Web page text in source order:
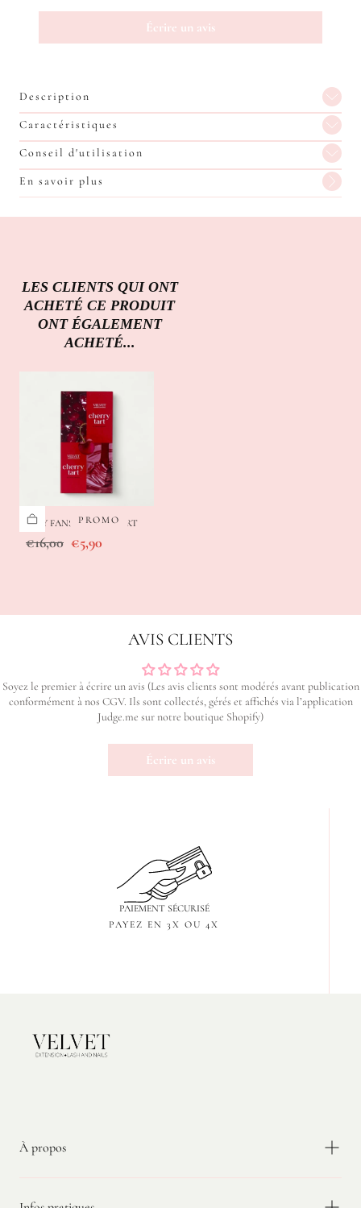
Écrire un avis
Description
Caractéristiques
Conseil d'utilisation
En savoir plus
LES CLIENTS QUI ONT
ACHETÉ CE PRODUIT
ONT ÉGALEMENT
ACHETÉ...
PROMO
EASY FANS CHERRY TART
Prix
€16,00 Prix
€5,90
AVIS CLIENTS
Soyez le premier à écrire un avis (Les avis clients sont modérés avant publication
conformément à nos CGV. Ils sont collectés, gérés et affichés via l’application
Judge.me sur notre boutique Shopify)
Écrire un avis
PAIEMENT SÉCURISÉ
PAYEZ EN 3X OU 4X
À propos